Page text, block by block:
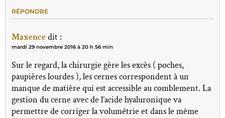
RÉPONDRE
Maxencedit :
mardi 29 novembre 2016 à 20 h 56 min
Sur le regard, la chirurgie gère les excès ( poches,
paupières lourdes ), les cernes correspondent à un
manque de matière qui est accessible au comblement. La
gestion du cerne avec de l’acide hyaluronique va
permettre de corriger la volumétrie et dans le même